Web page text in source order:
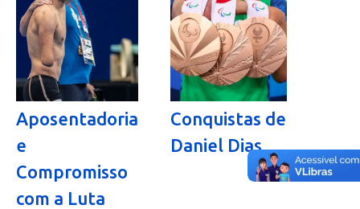
Aposentadoria
e
Compromisso
com a Luta
Conquistas de
Daniel Dias